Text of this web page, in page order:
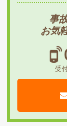
事
お気
受